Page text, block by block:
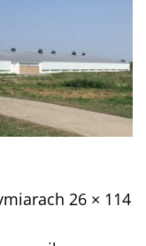
26 × 114